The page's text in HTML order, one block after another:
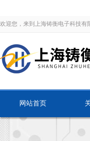
欢迎您，来到上海铸衡电子科技有
网站首页